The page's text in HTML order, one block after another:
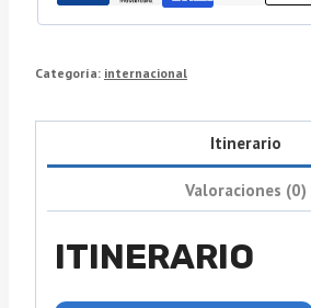
Categoría: internacional
Itinerario
Valoraciones (0)
ITINERARIO